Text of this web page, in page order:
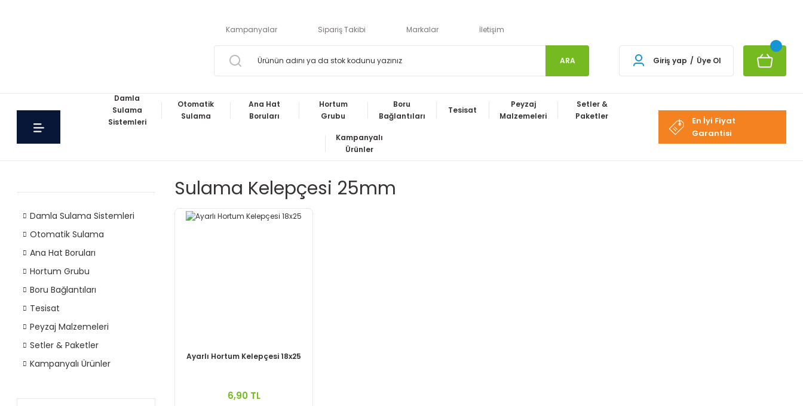
Kampanyalar Sipariş Takibi Markalar İletişim
ARA Giriş yap / Üye Ol
Damla
Sulama
Sistemleri
Otomatik
Sulama
Ana Hat
Boruları
Hortum
Grubu
Boru
Bağlantıları
Tesisat
Peyzaj
Malzemeleri
Setler &
Paketler
Kampanyalı
Ürünler
En İyi Fiyat
Garantisi
Damla Sulama Sistemleri
Otomatik Sulama
Ana Hat Boruları
Hortum Grubu
Boru Bağlantıları
Tesisat
Peyzaj Malzemeleri
Setler & Paketler
Kampanyalı Ürünler
Sulama Kelepçesi 25mm
Ayarlı Hortum Kelepçesi 18x25
6,90 TL